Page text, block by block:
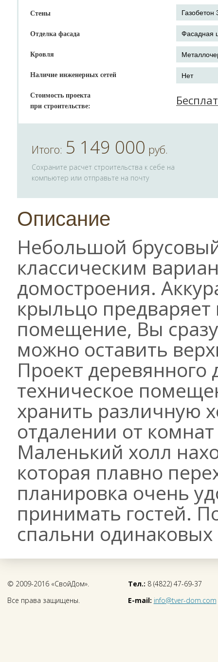
Стены
Отделка фасада
Кровля
Наличие инженерных сетей
Стоимость проекта
при строительстве:
Итого: 5 149 000 руб.
Сохраните расчет строительства к себе на
компьютер или отправьте на почту
Описание
Небольшой
классическим
домостроения.
крыльцо предваряет
помещение, Вы
можно оставить
Проект
техническое
хранить различную
отдалении от
Маленький холл
которая плавно
планировка очень
принимать гостей.
спальни
© 2009-2016 «СвойДом».
Все права защищены.
Тел.: 8 (4822) 47-69-37
E-mail: info@tver-dom.com